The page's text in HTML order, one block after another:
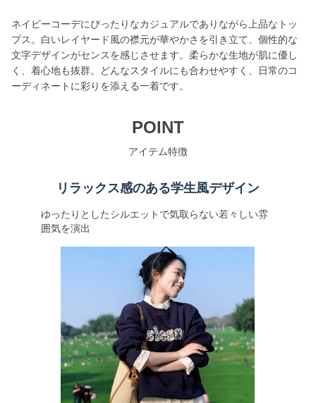
ネイビーコーデにぴったりなカジュアルでありながら上品なトッ
プス。白いレイヤード風の襟元が華やかさを引き立て、個性的な
文字デザインがセンスを感じさせます。柔らかな生地が肌に優し
く、着心地も抜群。どんなスタイルにも合わせやすく、日常のコ
ーディネートに彩りを添える一着です。
POINT
アイテム特徴
リラックス感のある学生風デザイン
ゆったりとしたシルエットで気取らない若々しい雰
囲気を演出